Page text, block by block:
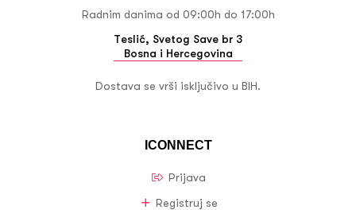
ICONNECT
Prijava
Registruj se
Radnim danima od 09:00h do 17:00h
Teslić, Svetog Save br 3
Bosna i Hercegovina
Dostava se vrši isključivo u BIH.